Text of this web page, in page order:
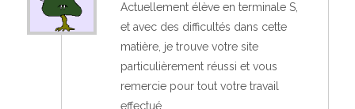
Actuellement élève en terminale S,
et avec des difficultés dans cette
matière, je trouve votre site
particulièrement réussi et vous
remercie pour tout votre travail
effectué.